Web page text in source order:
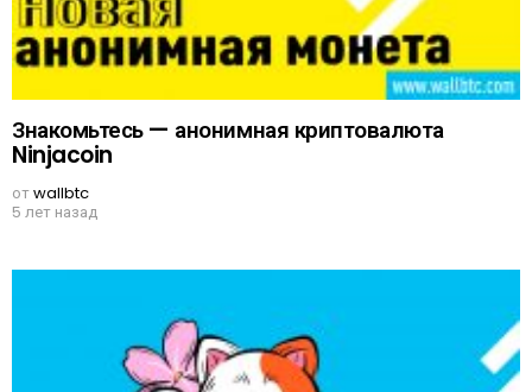
Знакомьтесь — анонимная криптовалюта
Ninjacoin
отwallbtc
5 лет назад